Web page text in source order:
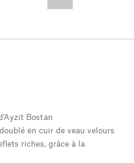
Bostan
en cuir de veau velours
riches, grâce à la